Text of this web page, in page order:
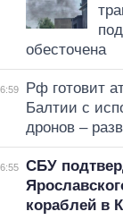
обесточена
Рф готовит
Балтии с
дронов –
СБУ
кораблей в